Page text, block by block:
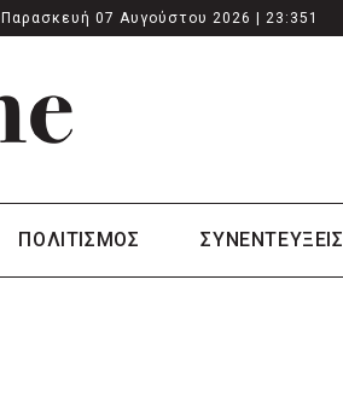
Παρασκευή 07 Αυγούστου 2026 | 23:351
ΠΟΛΙΤΙΣΜΟΣ ΣΥΝΕΝΤΕΥΞΕΙΣ